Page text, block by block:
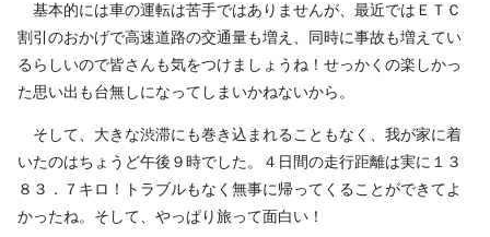
基本的には車の運転は苦手ではありませんが、最近ではＥＴＣ
割引のおかげで高速道路の交通量も増え、同時に事故も増えてい
るらしいので皆さんも気をつけましょうね！せっかくの楽しかっ
た思い出も台無しになってしまいかねないから。
そして、大きな渋滞にも巻き込まれることもなく、我が家に着
いたのはちょうど午後９時でした。４日間の走行距離は実に１３
８３．７キロ！トラブルもなく無事に帰ってくることができてよ
かったね。そして、やっぱり旅って面白い！